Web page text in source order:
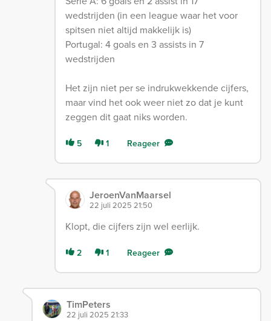
wedstrijden (in een league waar het voor
spitsen niet altijd makkelijk is)
Portugal: 4 goals en 3 assists in 7
wedstrijden
Het zijn niet per se indrukwekkende cijfers,
maar vind het ook weer niet zo dat je kunt
zeggen dit gaat niks worden.
5 1 Reageer
JeroenVanMaarsel
22 juli 2025 21:50
Klopt, die cijfers zijn wel eerlijk.
2 1 Reageer
TimPeters
22 juli 2025 21:33